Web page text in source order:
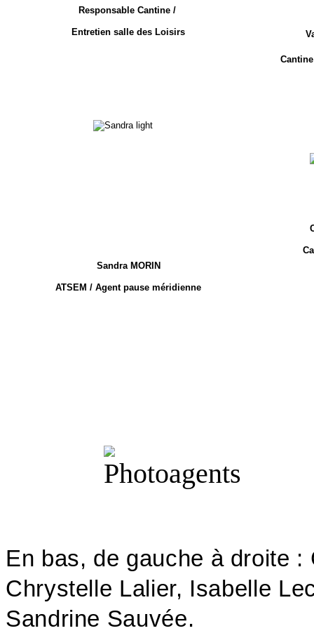
Responsable Cantine /
Entretien salle des Loisirs
Sandra MORIN
ATSEM / Agent pause méridienne
En bas, de gauche à droite
Chrystelle Lalier, Isabelle
Sandrine Sauvée.